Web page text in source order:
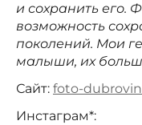
и сохранить его.
возможность
поколений. Мои
малыши, их
Сайт: foto-
Инстаграм*: